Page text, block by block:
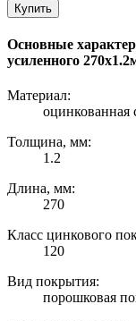
Купить
Основные
усиленного
Материал:
оцинкованная
Толщина, мм:
1.2
Длина, мм:
270
Класс цинкового
120
Вид покрытия:
порошковая